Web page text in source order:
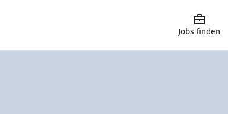
Jobs finden